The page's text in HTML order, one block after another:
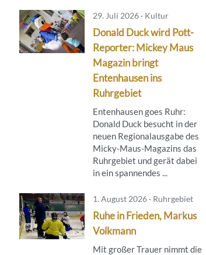
29. Juli 2026 · Kultur
Donald Duck wird Pott-
Reporter: Mickey Maus
Magazin bringt
Entenhausen ins
Ruhrgebiet
Entenhausen goes Ruhr:
Donald Duck besucht in der
neuen Regionalausgabe des
Micky‑Maus‑Magazins das
Ruhrgebiet und gerät dabei
in ein spannendes ...
1. August 2026 · Ruhrgebiet
Ruhe in Frieden, Markus
Volkmann
Mit großer Trauer nimmt die